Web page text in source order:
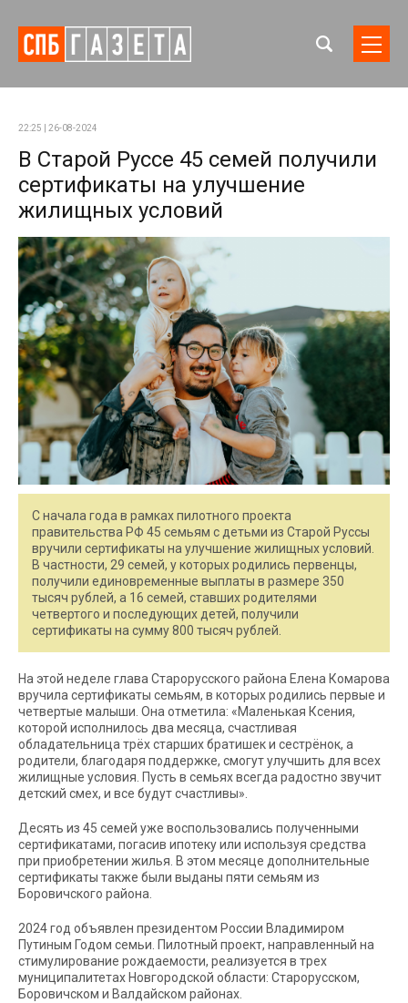
22:25 | 26-08-2024
В Старой Руссе 45 семей получили
сертификаты на улучшение
жилищных условий
С начала года в рамках пилотного проекта
правительства РФ 45 семьям с детьми из Старой Руссы
вручили сертификаты на улучшение жилищных условий.
В частности, 29 семей, у которых родились первенцы,
получили единовременные выплаты в размере 350
тысяч рублей, а 16 семей, ставших родителями
четвертого и последующих детей, получили
сертификаты на сумму 800 тысяч рублей.
На этой неделе глава Старорусского района Елена Комарова
вручила сертификаты семьям, в которых родились первые и
четвертые малыши. Она отметила: «Маленькая Ксения,
которой исполнилось два месяца, счастливая
обладательница трёх старших братишек и сестрёнок, а
родители, благодаря поддержке, смогут улучшить для всех
жилищные условия. Пусть в семьях всегда радостно звучит
детский смех, и все будут счастливы».
Десять из 45 семей уже воспользовались полученными
сертификатами, погасив ипотеку или используя средства
при приобретении жилья. В этом месяце дополнительные
сертификаты также были выданы пяти семьям из
Боровичского района.
2024 год объявлен президентом России Владимиром
Путиным Годом семьи. Пилотный проект, направленный на
стимулирование рождаемости, реализуется в трех
муниципалитетах Новгородской области: Старорусском,
Боровичском и Валдайском районах.